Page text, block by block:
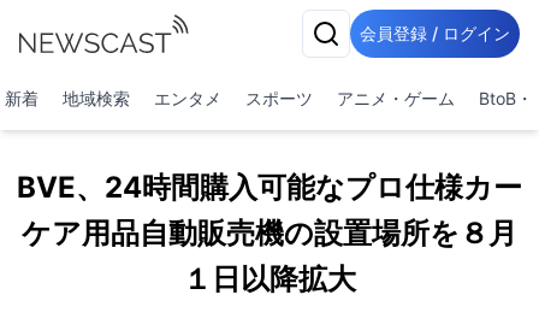
会員登録 / ログイン
新着 地域検索 エンタメ スポーツ アニメ・ゲーム BtoB・
BVE、24時間購入可能なプロ仕様カー
ケア用品自動販売機の設置場所を８月
１日以降拡大